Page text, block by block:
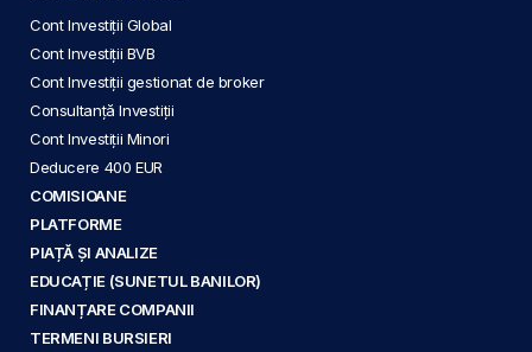
Cont Investiții Global
Cont Investiții BVB
Cont Investiții gestionat de broker
Consultanță Investiții
Cont Investiții Minori
Deducere 400 EUR
COMISIOANE
PLATFORME
PIAȚĂ ȘI ANALIZE
EDUCAȚIE (SUNETUL BANILOR)
FINANȚARE COMPANII
TERMENI BURSIERI